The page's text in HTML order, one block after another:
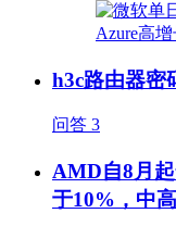
h3c路由器密
问答 3
AMD自8月
于10%，中